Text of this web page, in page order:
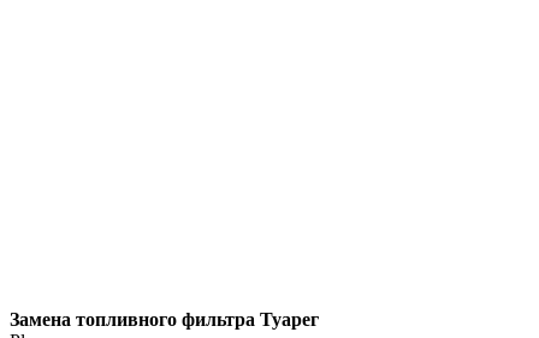
Замена топливного фильтра Туарег